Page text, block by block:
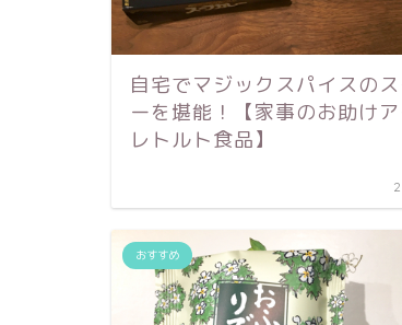
自宅でマジックスパイスの
ーを堪能！【家事のお助け
レトルト食品】
おすすめ